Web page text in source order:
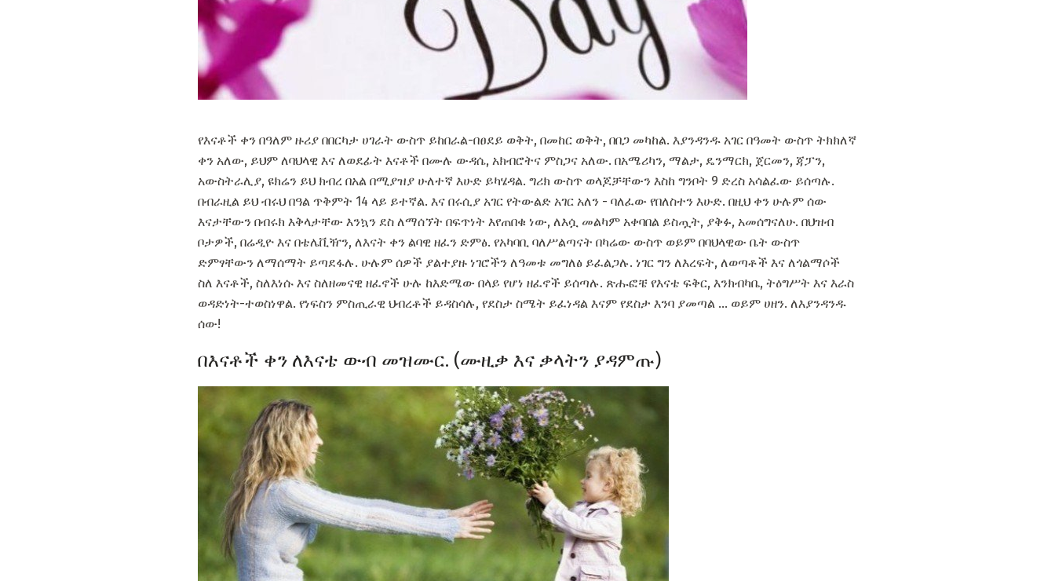
የእናቶች ቀን በዓለም ዙሪያ በበርካታ ሀገራት ውስጥ ይከበራል-በፀደይ ወቅት, በመከር ወቅት, በበጋ መካከል. እያንዳንዱ አገር በዓመት ውስጥ ትክክለኛ
ቀን አለው, ይህም ለባህላዊ እና ለወደፊት እናቶች በሙሉ ውዳሴ, አክብሮትና ምስጋና አለው. በአሜሪካን, ማልታ, ዴንማርክ, ጀርመን, ጃፓን,
አውስትራሊያ, ዩክሬን ይህ ክብረ በአል በሚያዝያ ሁለተኛ እሁድ ይካሄዳል. ግሪክ ውስጥ ወላጆቻቸውን እስከ ግንቦት 9 ድረስ አሳልፈው ይሰጣሉ.
በብራዚል ይህ ብሩህ በዓል ጥቅምት 14 ላይ ይተኛል. እና በሩሲያ አገር የትውልድ አገር አለን - ባለፈው የበለስተን እሁድ. በዚህ ቀን ሁሉም ሰው
እናታቸውን በብሩክ እቅላታቸው እንኳን ደስ ለማሰኘት በፍጥነት እየጠበቁ ነው, ለእሷ መልካም አቀባበል ይስጧት, ያቅፉ, አመሰግናለሁ. በህዝብ
ቦታዎች, በሬዲዮ እና በቴሌቪዥን, ለእናት ቀን ልባዊ ዘፈን ድምፅ. የአካባቢ ባለሥልጣናት በካሬው ውስጥ ወይም በባህላዊው ቤት ውስጥ
ድምፃቸውን ለማሰማት ይጣደፋሉ. ሁሉም ሰዎች ያልተያዙ ነገሮችን ለዓመቱ መግለፅ ይፈልጋሉ. ነገር ግን ለእረፍት, ለወጣቶች እና ለጎልማሶች
ስለ እናቶች, ስለእነሱ እና ስለዘመናዊ ዘፈኖች ሁሉ ከእድሜው በላይ የሆነ ዘፈኖች ይሰጣሉ. ጽሑፎቼ የእናቴ ፍቅር, እንክብካቤ, ትዕግሥት እና እራስ
ወዳድነት-ተወስነዋል. የነፍስን ምስጢራዊ ህብረቶች ይዳስሳሉ, የደስታ ስሜት ይፈነዳል እናም የደስታ እንባ ያመጣል ... ወይም ሀዘን. ለእያንዳንዱ
ሰው!
በእናቶች ቀን ለእናቴ ውብ መዝሙር. (ሙዚቃ እና ቃላትን ያዳምጡ)